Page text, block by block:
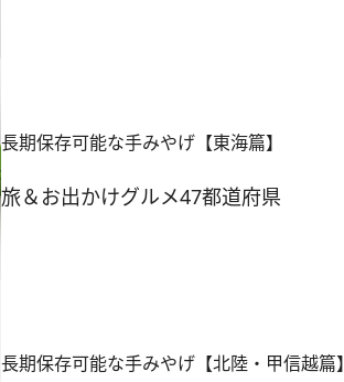
長期保存可能な手みやげ【東海篇】
旅＆お出かけグルメ47都道府県
長期保存可能な手みやげ【北陸・甲信越篇】